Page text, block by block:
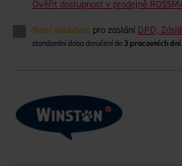
Ověřit dostupnost v prodejně
Není skladem pro zaslání DPD,
standardní doba doručení do 3 pracovních dní